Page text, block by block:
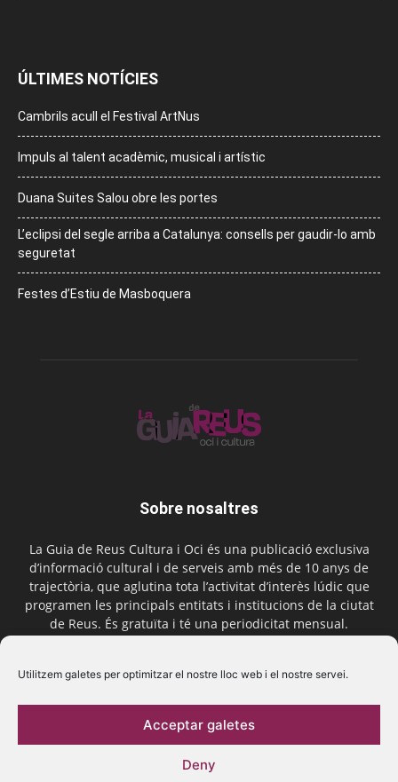
Utilitzem galetes per optimitzar el nostre lloc web i el nostre servei.
Acceptar galetes
Deny
ÚLTIMES NOTÍCIES
Cambrils acull el Festival ArtNus
Impuls al talent acadèmic, musical i artístic
Duana Suites Salou obre les portes
L’eclipsi del segle arriba a Catalunya: consells per gaudir-lo amb
seguretat
Festes d’Estiu de Masboquera
Sobre nosaltres
La Guia de Reus Cultura i Oci és una publicació exclusiva
d’informació cultural i de serveis amb més de 10 anys de
trajectòria, que aglutina tota l’activitat d’interès lúdic que
programen les principals entitats i institucions de la ciutat
de Reus. És gratuïta i té una periodicitat mensual.
Segueix-nos